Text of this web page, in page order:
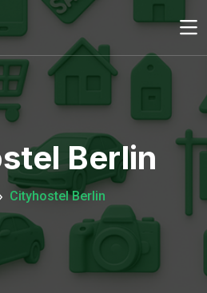
Berlin
Cityhostel Berlin